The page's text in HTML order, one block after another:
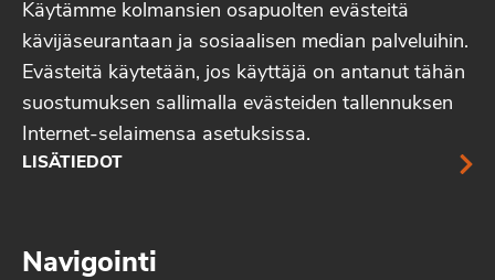
Käytämme kolmansien osapuolten evästeitä
kävijäseurantaan ja sosiaalisen median palveluihin.
Evästeitä käytetään, jos käyttäjä on antanut tähän
suostumuksen sallimalla evästeiden tallennuksen
Internet-selaimensa asetuksissa.
LISÄTIEDOT
Navigointi